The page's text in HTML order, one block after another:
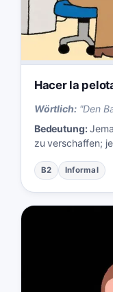
Hacer la
Wörtlich:"Den
Bedeutung:
zu verschaffen;
B2 Informal